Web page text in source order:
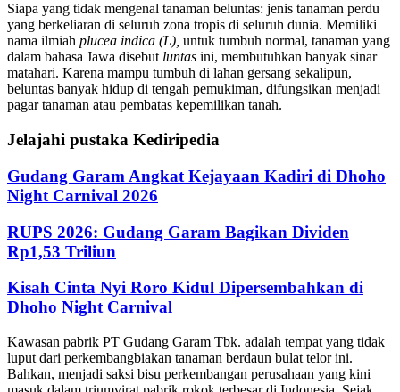
Siapa yang tidak mengenal tanaman beluntas: jenis tanaman perdu
yang berkeliaran di seluruh zona tropis di seluruh dunia. Memiliki
nama ilmiah plucea indica (L), untuk tumbuh normal, tanaman yang
dalam bahasa Jawa disebut luntas ini, membutuhkan banyak sinar
matahari. Karena mampu tumbuh di lahan gersang sekalipun,
beluntas banyak hidup di tengah pemukiman, difungsikan menjadi
pagar tanaman atau pembatas kepemilikan tanah.
Jelajahi pustaka Kediripedia
Gudang Garam Angkat Kejayaan Kadiri di Dhoho
Night Carnival 2026
RUPS 2026: Gudang Garam Bagikan Dividen
Rp1,53 Triliun
Kisah Cinta Nyi Roro Kidul Dipersembahkan di
Dhoho Night Carnival
Kawasan pabrik PT Gudang Garam Tbk. adalah tempat yang tidak
luput dari perkembangbiakan tanaman berdaun bulat telor ini.
Bahkan, menjadi saksi bisu perkembangan perusahaan yang kini